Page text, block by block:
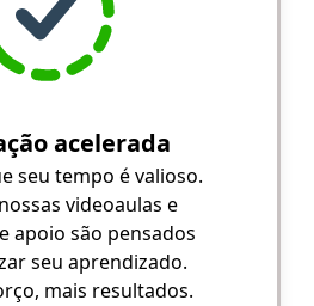
acelerada
seu tempo é valioso.
videoaulas e
apoio são pensados
seu aprendizado.
mais resultados.